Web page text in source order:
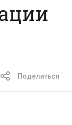
Поделиться